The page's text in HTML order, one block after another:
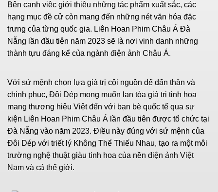
Bên cạnh việc giới thiệu những tác phẩm xuất sắc, các
hạng mục đề cử còn mang đến những nét văn hóa đặc
trưng của từng quốc gia. Liên Hoan Phim Châu Á Đà
Nẵng lần đầu tiên năm 2023 sẽ là nơi vinh danh những
thành tựu đáng kể của ngành điện ảnh Châu Á.
Với sứ mệnh chọn lựa giá trị cội nguồn để dấn thân và
chinh phục, Đôi Dép mong muốn lan tỏa giá trị tinh hoa
mang thương hiệu Việt đến với bạn bè quốc tế qua sự
kiện Liên Hoan Phim Châu Á lần đầu tiên được tổ chức tại
Đà Nẵng vào năm 2023. Điều này đúng với sứ mệnh của
Đôi Dép với triết lý Không Thể Thiếu Nhau, tạo ra một môi
trường nghệ thuật giàu tinh hoa của nền điện ảnh Việt
Nam và cả thế giới.